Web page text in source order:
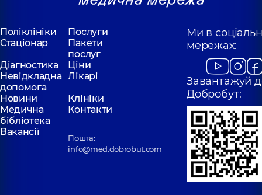
Поліклініки
Послуги
Стаціонар
Пакети
послуг
Діагностика
Ціни
Невідкладна
допомога
Лікарі
Новини
Клініки
Медична
бібліотека
Контакти
Вакансії
Пошта:
info@med.dobrobut.com
Ми в
мережах:
Завантажуй
Добробут: